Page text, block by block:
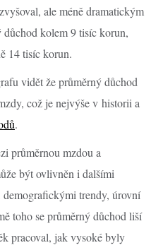
ale méně dramatickým
kolem 9 tisíc korun,
14 tisíc korun.
vidět že průměrný důchod
což je nejvýše v historii a
.
průměrnou mzdou a
být ovlivněn i dalšími
trendy, úrovní
toho se průměrný důchod liší
pracoval, jak vysoké byly